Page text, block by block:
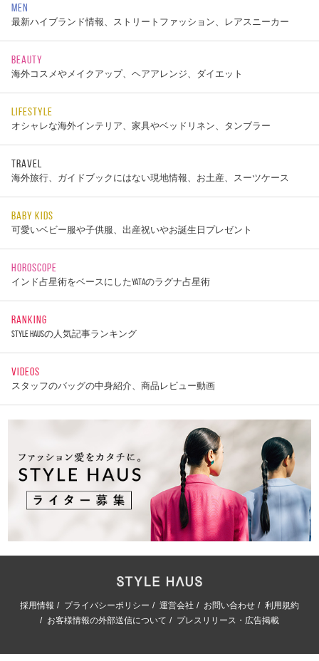
MEN
最新ハイブランド情報、ストリートファッション、レアスニーカー
BEAUTY
海外コスメやメイクアップ、ヘアアレンジ、ダイエット
LIFESTYLE
オシャレな海外インテリア、家具やベッドリネン、タンブラー
TRAVEL
海外旅行、ガイドブックにはない現地情報、お土産、スーツケース
BABY KIDS
可愛いベビー服や子供服、出産祝いやお誕生日プレゼント
HOROSCOPE
インド占星術をベースにしたYATAのラグナ占星術
RANKING
STYLE HAUSの人気記事ランキング
VIDEOS
スタッフのバッグの中身紹介、商品レビュー動画
採用情報 プライバシーポリシー 運営会社 お問い合わせ
利用規約
お客様情報の外部送信について
プレスリリース・広告掲載